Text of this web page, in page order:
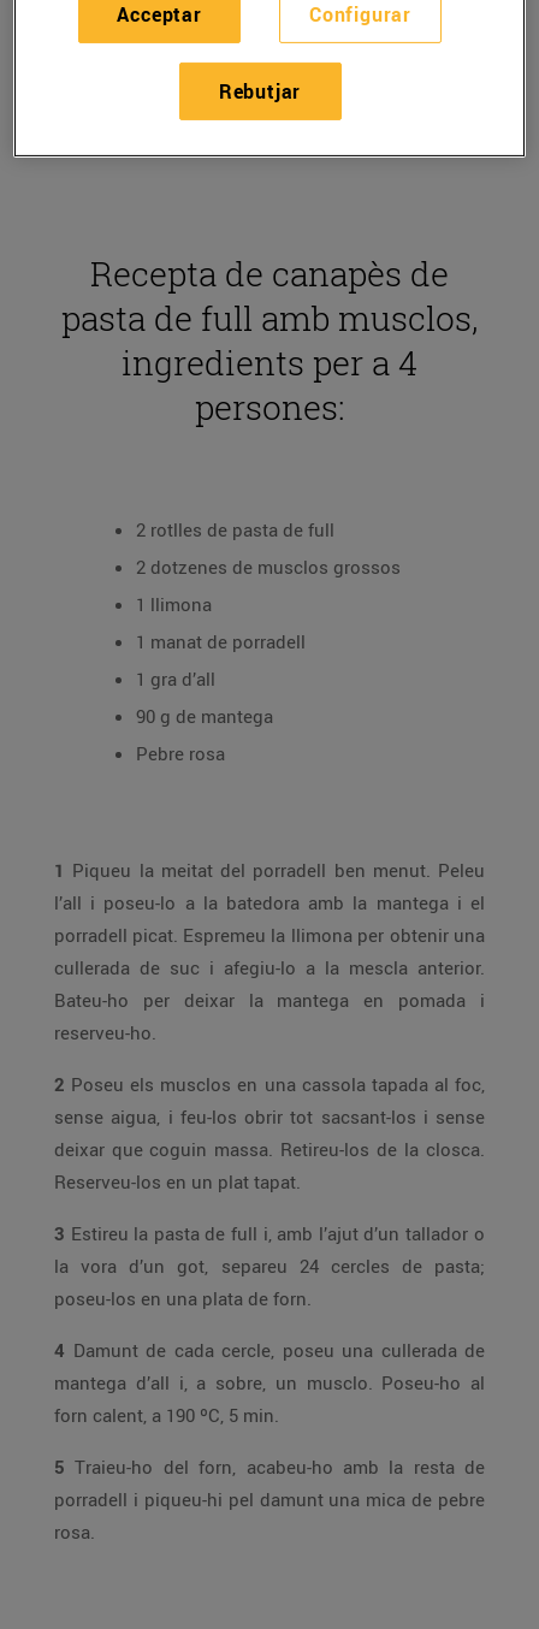
Recepta de canapès de
pasta de full amb
musclos
Recepta de canapès de
pasta de full amb musclos,
ingredients per a 4
persones:
2 rotlles de pasta de full
2 dotzenes de musclos grossos
1 llimona
1 manat de porradell
1 gra d’all
90 g de mantega
Pebre rosa
1 Piqueu la meitat del porradell ben menut. Peleu
l’all i poseu-lo a la batedora amb la mantega i el
porradell picat. Espremeu la llimona per obtenir una
cullerada de suc i afegiu-lo a la mescla anterior.
Bateu-ho per deixar la mantega en pomada i
reserveu-ho.
2 Poseu els musclos en una cassola tapada al foc,
sense aigua, i feu-los obrir tot sacsant-los i sense
deixar que coguin massa. Retireu-los de la closca.
Reserveu-los en un plat tapat.
3 Estireu la pasta de full i, amb l’ajut d’un tallador o
la vora d’un got, separeu 24 cercles de pasta;
poseu-los en una plata de forn.
4 Damunt de cada cercle, poseu una cullerada de
mantega d’all i, a sobre, un musclo. Poseu-ho al
forn calent, a 190 ºC, 5 min.
5 Traieu-ho del forn, acabeu-ho amb la resta de
porradell i piqueu-hi pel damunt una mica de pebre
rosa.
Configurar
Rebutjar
Acceptar